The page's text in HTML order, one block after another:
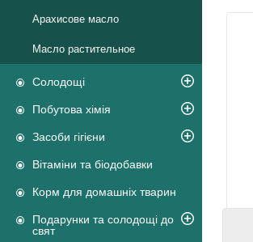
Арахисове масло
Масло растительное
Солодощі
Побутова хімія
Засоби гігієни
Вітаміни та біодобавки
Корм для домашніх тварин
Подарунки та солодощі до
свят